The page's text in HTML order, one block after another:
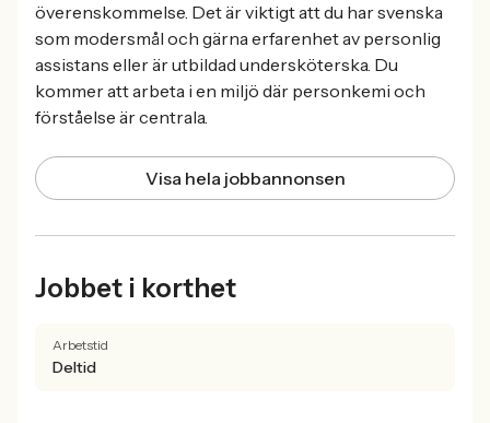
överenskommelse. Det är viktigt att du har svenska
som modersmål och gärna erfarenhet av personlig
assistans eller är utbildad undersköterska. Du
kommer att arbeta i en miljö där personkemi och
förståelse är centrala.
Visa hela jobbannonsen
Jobbet i korthet
Arbetstid
Deltid